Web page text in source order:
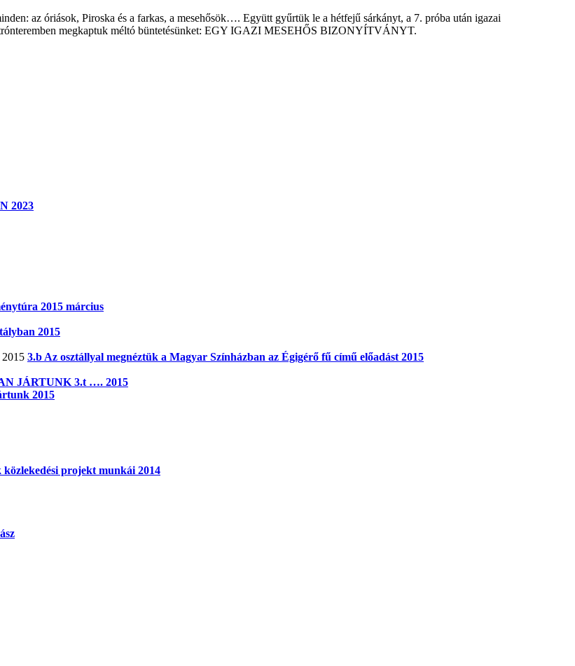
az óriások, Piroska és a farkas, a mesehősök…. Együtt gyűrtük le a hétfejű sárkányt, a 7. próba után igazai
megkaptuk méltó büntetésünket: EGY IGAZI MESEHŐS BIZONYÍTVÁNYT.
2023
2015 március
2015
3.b Az osztállyal megnéztük a Magyar Színházban az Égigérő fű című előadást 2015
JÁRTUNK 3.t …. 2015
2015
közlekedési projekt munkái 2014